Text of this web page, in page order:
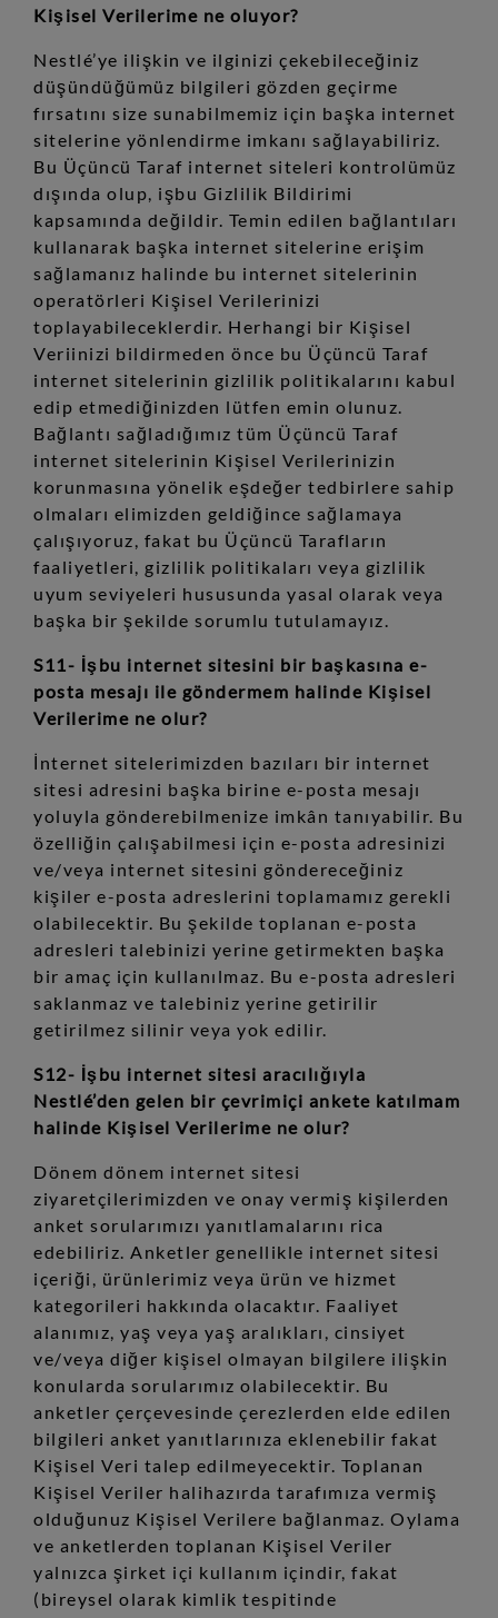
Kişisel Verilerime ne oluyor?
Nestlé’ye ilişkin ve ilginizi çekebileceğiniz
düşündüğümüz bilgileri gözden geçirme
fırsatını size sunabilmemiz için başka internet
sitelerine yönlendirme imkanı sağlayabiliriz.
Bu Üçüncü Taraf internet siteleri kontrolümüz
dışında olup, işbu Gizlilik Bildirimi
kapsamında değildir. Temin edilen bağlantıları
kullanarak başka internet sitelerine erişim
sağlamanız halinde bu internet sitelerinin
operatörleri Kişisel Verilerinizi
toplayabileceklerdir. Herhangi bir Kişisel
Veriinizi bildirmeden önce bu Üçüncü Taraf
internet sitelerinin gizlilik politikalarını kabul
edip etmediğinizden lütfen emin olunuz.
Bağlantı sağladığımız tüm Üçüncü Taraf
internet sitelerinin Kişisel Verilerinizin
korunmasına yönelik eşdeğer tedbirlere sahip
olmaları elimizden geldiğince sağlamaya
çalışıyoruz, fakat bu Üçüncü Tarafların
faaliyetleri, gizlilik politikaları veya gizlilik
uyum seviyeleri hususunda yasal olarak veya
başka bir şekilde sorumlu tutulamayız.
S11- İşbu internet sitesini bir başkasına e-
posta mesajı ile göndermem halinde Kişisel
Verilerime ne olur?
İnternet sitelerimizden bazıları bir internet
sitesi adresini başka birine e-posta mesajı
yoluyla gönderebilmenize imkân tanıyabilir. Bu
özelliğin çalışabilmesi için e-posta adresinizi
ve/veya internet sitesini göndereceğiniz
kişiler e-posta adreslerini toplamamız gerekli
olabilecektir. Bu şekilde toplanan e-posta
adresleri talebinizi yerine getirmekten başka
bir amaç için kullanılmaz. Bu e-posta adresleri
saklanmaz ve talebiniz yerine getirilir
getirilmez silinir veya yok edilir.
S12- İşbu internet sitesi aracılığıyla
Nestlé’den gelen bir çevrimiçi ankete katılmam
halinde Kişisel Verilerime ne olur?
Dönem dönem internet sitesi
ziyaretçilerimizden ve onay vermiş kişilerden
anket sorularımızı yanıtlamalarını rica
edebiliriz. Anketler genellikle internet sitesi
içeriği, ürünlerimiz veya ürün ve hizmet
kategorileri hakkında olacaktır. Faaliyet
alanımız, yaş veya yaş aralıkları, cinsiyet
ve/veya diğer kişisel olmayan bilgilere ilişkin
konularda sorularımız olabilecektir. Bu
anketler çerçevesinde çerezlerden elde edilen
bilgileri anket yanıtlarınıza eklenebilir fakat
Kişisel Veri talep edilmeyecektir. Toplanan
Kişisel Veriler halihazırda tarafımıza vermiş
olduğunuz Kişisel Verilere bağlanmaz. Oylama
ve anketlerden toplanan Kişisel Veriler
yalnızca şirket içi kullanım içindir, fakat
(bireysel olarak kimlik tespitinde